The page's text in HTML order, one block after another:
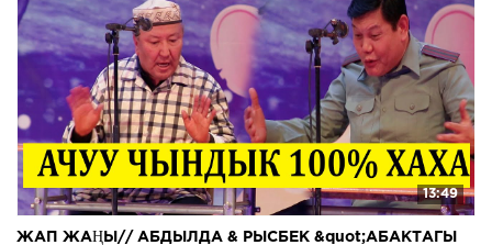
13:49
ЖАП ЖАҢЫ// АБДЫЛДА & РЫСБЕК &quot;АБАКТАГЫ